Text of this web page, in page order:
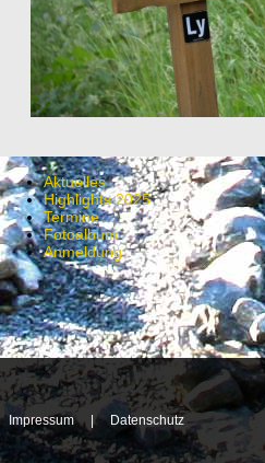
Aktuelles
Highlights 2025
Termine
Fotoalbum
Anmeldung
Impressum | Datenschutz